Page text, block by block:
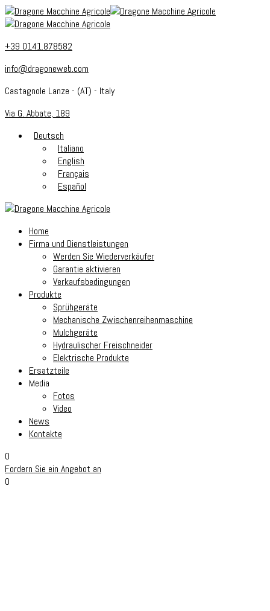
+39 0141.878582
info@dragoneweb.com
Castagnole Lanze - (AT) - Italy
Via G. Abbate, 189
Deutsch
Italiano
English
Français
Español
Home
Firma und Dienstleistungen
Werden Sie Wiederverkäufer
Garantie aktivieren
Verkaufsbedingungen
Produkte
Sprühgeräte​
Mechanische Zwischenreihenmaschine
Mulchgeräte
Hydraulischer Freischneider
Elektrische Produkte
Ersatzteile
Media
Fotos
Video
News
Kontakte
0
Fordern Sie ein Angebot an
0